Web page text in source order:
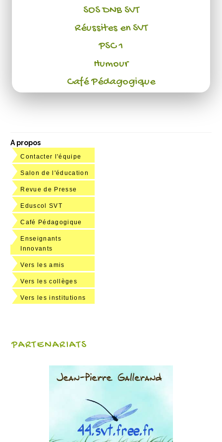
SOS DNB SVT
Réussites en SVT
PSC 1
Humour
Café Pédagogique
A propos
Contacter l'équipe
Salon de l'éducation
Revue de Presse
Eduscol SVT
Café Pédagogique
Enseignants
Innovants
Vers les amis
Vers les collèges
Vers les institutions
PARTENARIATS